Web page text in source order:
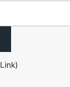
Link)